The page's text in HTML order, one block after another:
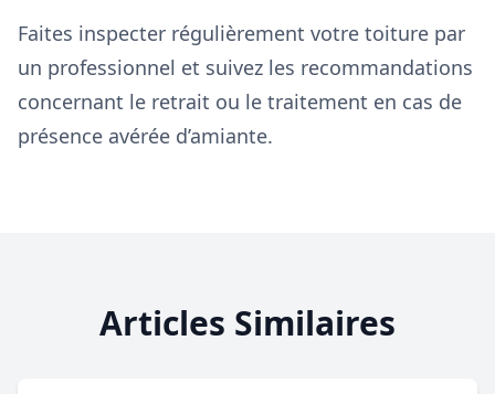
Faites inspecter régulièrement votre toiture par
un professionnel et suivez les recommandations
concernant le retrait ou le traitement en cas de
présence avérée d’amiante.
Articles Similaires